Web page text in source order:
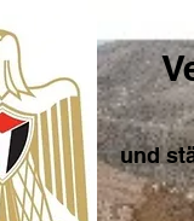
und